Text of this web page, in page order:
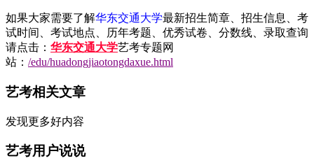
如果大家需要了解华东交通大学最新招生简章、招生信息、考
试时间、考试地点、历年考题、优秀试卷、分数线、录取查询
请点击： 华东交通大学艺考专题网
站： /edu/huadongjiaotongdaxue.html
艺考相关文章
发现更多好内容
艺考用户说说